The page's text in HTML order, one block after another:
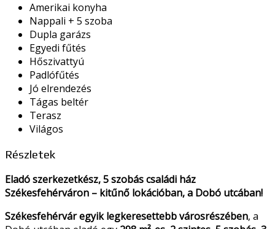
Amerikai konyha
Nappali + 5 szoba
Dupla garázs
Egyedi fűtés
Hőszivattyú
Padlófűtés
Jó elrendezés
Tágas beltér
Terasz
Világos
Részletek
Eladó szerkezetkész, 5 szobás családi ház
Székesfehérváron – kitűnő lokációban, a Dobó utcában!
Székesfehérvár egyik legkeresettebb városrészében, a